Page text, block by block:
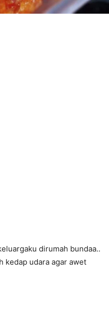
dirumah bundaa..
kedap udara agar awet